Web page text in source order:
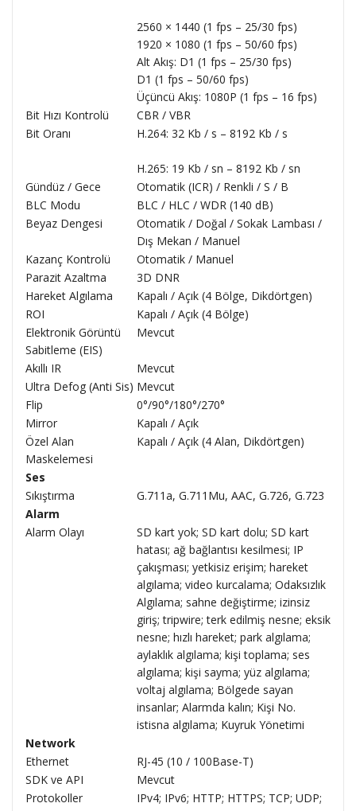
2560 × 1440 (1 fps – 25/30 fps)
1920 × 1080 (1 fps – 50/60 fps)
Alt Akış: D1 (1 fps – 25/30 fps)
D1 (1 fps – 50/60 fps)
Üçüncü Akış: 1080P (1 fps – 16 fps)
Bit Hızı Kontrolü
CBR / VBR
Bit Oranı
H.264: 32 Kb / s – 8192 Kb / s
H.265: 19 Kb / sn – 8192 Kb / sn
Gündüz / Gece
Otomatik (ICR) / Renkli / S / B
BLC Modu
BLC / HLC / WDR (140 dB)
Beyaz Dengesi
Otomatik / Doğal / Sokak Lambası /
Dış Mekan / Manuel
Kazanç Kontrolü
Otomatik / Manuel
Parazit Azaltma
3D DNR
Hareket Algılama
Kapalı / Açık (4 Bölge, Dikdörtgen)
ROI
Kapalı / Açık (4 Bölge)
Elektronik Görüntü
Sabitleme (EIS)
Mevcut
Akıllı IR
Mevcut
Ultra Defog (Anti Sis) Mevcut
Flip
0°/90°/180°/270°
Mirror
Kapalı / Açık
Özel Alan
Maskelemesi
Kapalı / Açık (4 Alan, Dikdörtgen)
Ses
Sıkıştırma
G.711a, G.711Mu, AAC, G.726, G.723
Alarm
Alarm Olayı
SD kart yok; SD kart dolu; SD kart
hatası; ağ bağlantısı kesilmesi; IP
çakışması; yetkisiz erişim; hareket
algılama; video kurcalama; Odaksızlık
Algılama; sahne değiştirme; izinsiz
giriş; tripwire; terk edilmiş nesne; eksik
nesne; hızlı hareket; park algılama;
aylaklık algılama; kişi toplama; ses
algılama; kişi sayma; yüz algılama;
voltaj algılama; Bölgede sayan
insanlar; Alarmda kalın; Kişi No.
istisna algılama; Kuyruk Yönetimi
Network
Ethernet
RJ-45 (10 / 100Base-T)
SDK ve API
Mevcut
Protokoller
IPv4; IPv6; HTTP; HTTPS; TCP; UDP;